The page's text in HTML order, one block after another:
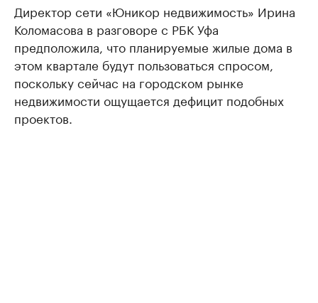
Директор сети «Юникор недвижимость» Ирина
Коломасова в разговоре с РБК Уфа
предположила, что планируемые жилые дома в
этом квартале будут пользоваться спросом,
поскольку сейчас на городском рынке
недвижимости ощущается дефицит подобных
проектов.